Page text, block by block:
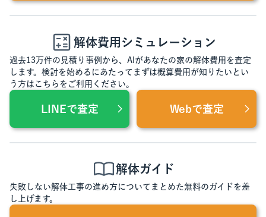
解体費用シミュレーション
過去13万件の見積り事例から、AIがあなたの家の解体費用を査定
します。検討を始めるにあたってまずは概算費用が知りたいとい
う方はこちらをご利用ください。
LINEで査定 Webで査定
解体ガイド
失敗しない解体工事の進め方についてまとめた無料のガイドを差
し上げます。